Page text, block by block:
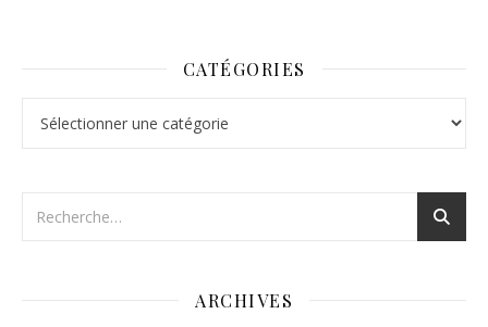
CATÉGORIES
ARCHIVES